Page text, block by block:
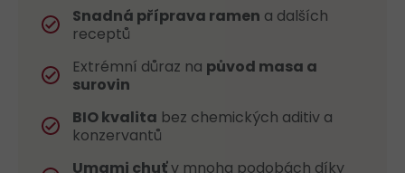
Snadná příprava ramen a dalších
receptů
Extrémní důraz na původ masa a
surovin
BIO kvalita bez chemických aditiv a
konzervantů
Umami chuťv mnoha podobách díky